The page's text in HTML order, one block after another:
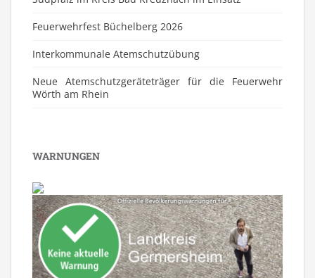
Feuerwehrfest Büchelberg 2026
⁠Interkommunale Atemschutzübung
Neue Atemschutzgeräteträger für die Feuerwehr
Wörth am Rhein
WARNUNGEN